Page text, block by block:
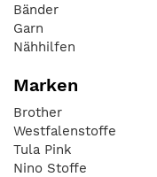
Bänder
Garn
Nähhilfen
Marken
Brother
Westfalenstoffe
Tula Pink
Nino Stoffe